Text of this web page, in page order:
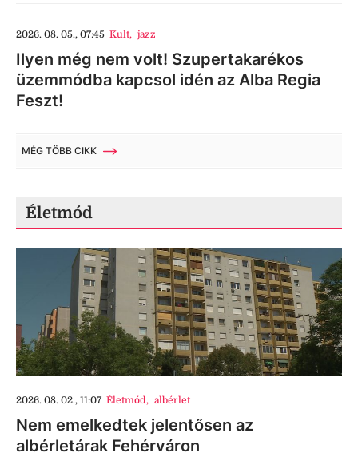
2026. 08. 05., 07:45 Kult, jazz
Ilyen még nem volt! Szupertakarékos
üzemmódba kapcsol idén az Alba Regia
Feszt!
MÉG TÖBB CIKK
Életmód
2026. 08. 02., 11:07 Életmód, albérlet
Nem emelkedtek jelentősen az
albérletárak Fehérváron